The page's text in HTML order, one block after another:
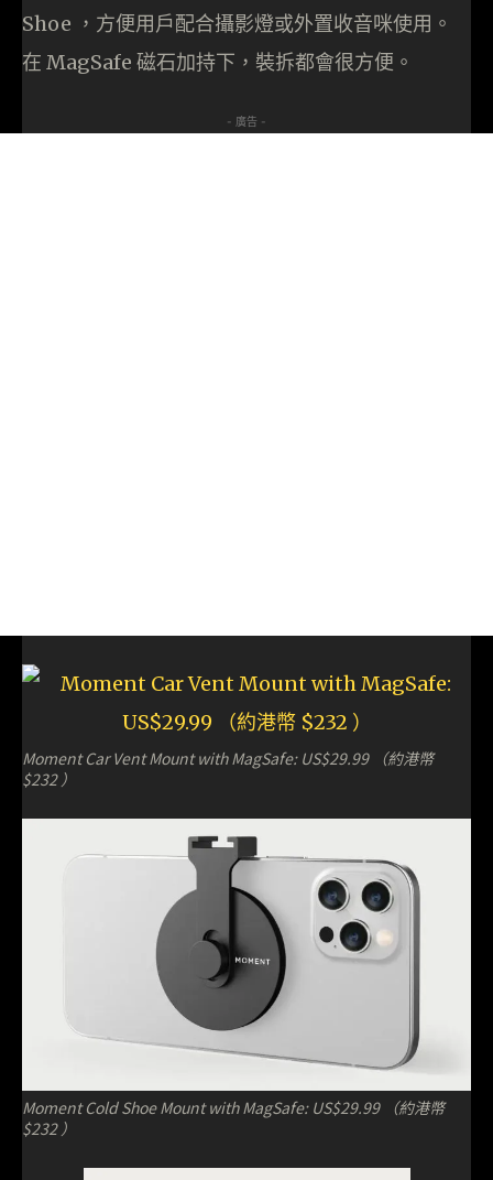
Shoe ，方便用戶配合攝影燈或外置收音咪使用。
在 MagSafe 磁石加持下，裝拆都會很方便。
- 廣告 -
Moment Car Vent Mount with MagSafe: US$29.99 （約港幣
$232 ）
Moment Cold Shoe Mount with MagSafe: US$29.99 （約港幣
$232 ）